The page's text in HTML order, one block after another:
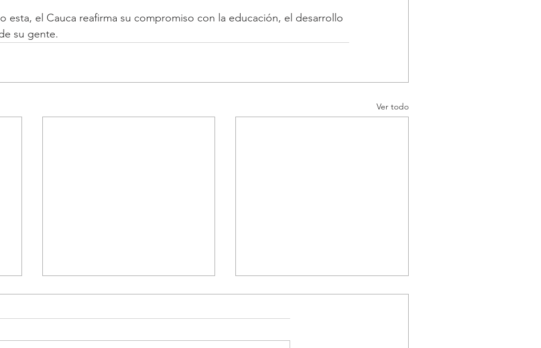
esta, el Cauca reafirma su compromiso con la educación, el desarrollo
su gente.
Ver todo